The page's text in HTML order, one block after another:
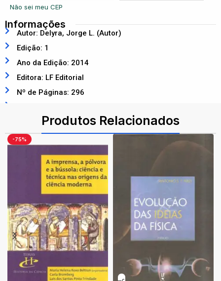
Não sei meu CEP
Informações
Autor: Delyra, Jorge L. (Autor)
Edição: 1
Ano da Edição: 2014
Editora: LF Editorial
Nº de Páginas: 296
Produtos Relacionados
-75%